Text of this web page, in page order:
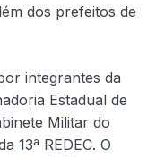
dos prefeitos de
integrantes da
Estadual de
Militar do
13ª REDEC. O